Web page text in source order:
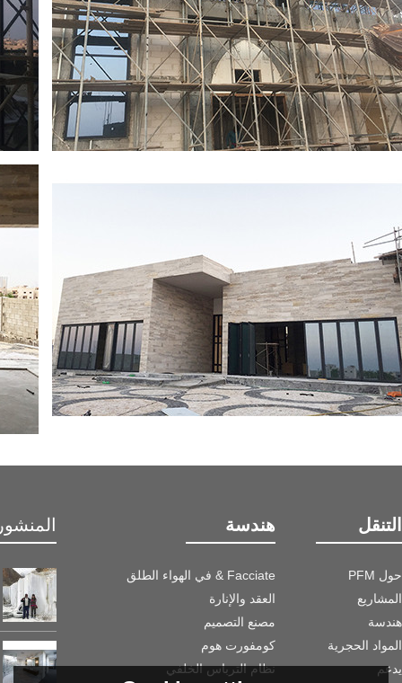
التنقل
حول PFM
المشاريع
هندسة
المواد الحجرية
يدعم
هندسة
Facciate & في الهواء الطلق
العقد والإنارة
مصنع التصميم
كومفورت هوم
نظام الترباس الخلفي